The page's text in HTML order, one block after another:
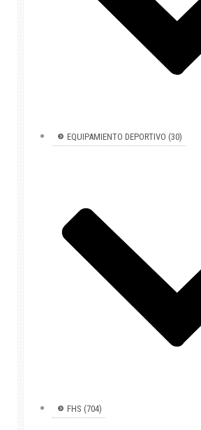
EQUIPAMIENTO DEPORTIVO (30)
FHS (704)